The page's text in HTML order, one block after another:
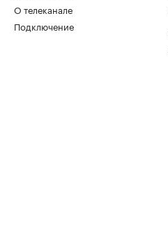
О телеканале
Подключение